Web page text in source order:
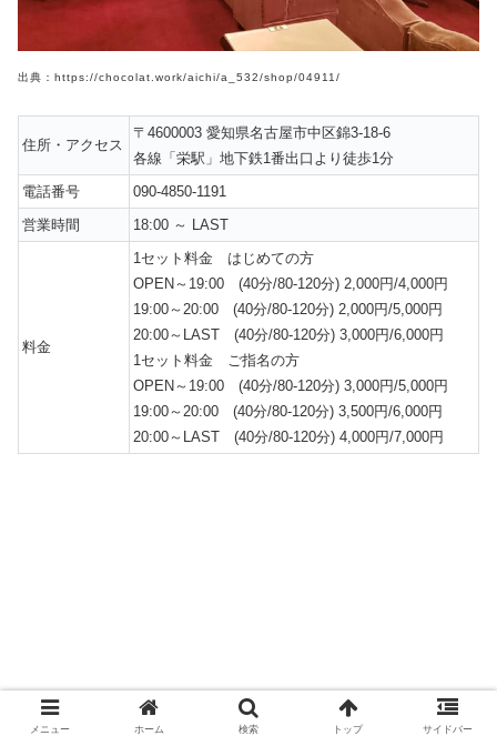
出典：https://chocolat.work/aichi/a_532/shop/04911/
住所・アクセス
〒4600003 愛知県名古屋市中区錦3-18-6
各線「栄駅」地下鉄1番出口より徒歩1分
電話番号
090-4850-1191
営業時間
18:00 ～ LAST
料金
1セット料金 はじめての方
OPEN～19:00 (40分/80-120分) 2,000円/4,000円
19:00～20:00 (40分/80-120分) 2,000円/5,000円
20:00～LAST (40分/80-120分) 3,000円/6,000円
1セット料金 ご指名の方
OPEN～19:00 (40分/80-120分) 3,000円/5,000円
19:00～20:00 (40分/80-120分) 3,500円/6,000円
20:00～LAST (40分/80-120分) 4,000円/7,000円
メニュー ホーム 検索 トップ サイドバー